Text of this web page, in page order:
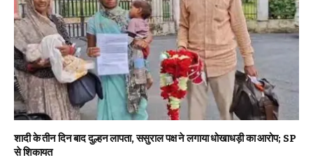
शादी के तीन दिन बाद दुल्हन लापता, ससुराल पक्ष ने लगाया धोखाधड़ी का आरोप; SP
से शिकायत